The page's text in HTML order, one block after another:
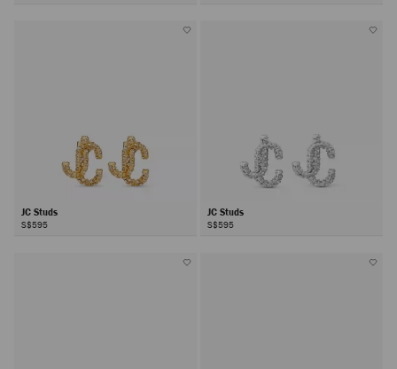
JC Studs
S$595
JC Studs
S$595